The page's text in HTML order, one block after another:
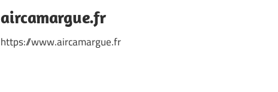
aircamargue.fr
https://www.aircamargue.fr